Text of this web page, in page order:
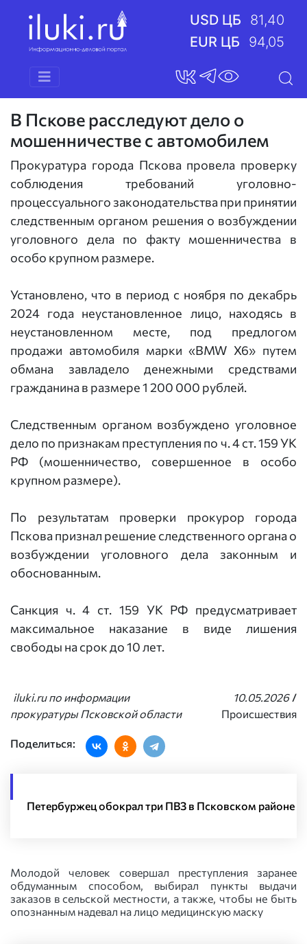
USD ЦБ
81,40
EUR ЦБ
94,05
В Пскове расследуют дело о
мошенничестве с автомобилем
Прокуратура города Пскова провела проверку
соблюдения требований уголовно-
процессуального законодательства при принятии
следственным органом решения о возбуждении
уголовного дела по факту мошенничества в
особо крупном размере.
Установлено, что в период с ноября по декабрь
2024 года неустановленное лицо, находясь в
неустановленном месте, под предлогом
продажи автомобиля марки «BMW X6» путем
обмана завладело денежными средствами
гражданина в размере 1 200 000 рублей.
Следственным органом возбуждено уголовное
дело по признакам преступления по ч. 4 ст. 159 УК
РФ (мошенничество, совершенное в особо
крупном размере).
По результатам проверки прокурор города
Пскова признал решение следственного органа о
возбуждении уголовного дела законным и
обоснованным.
Санкция ч. 4 ст. 159 УК РФ предусматривает
максимальное наказание в виде лишения
свободы на срок до 10 лет.
iluki.ru по информации
прокуратуры Псковской области
10.05.2026 /
Происшествия
Поделиться:
Петербуржец обокрал три ПВЗ в Псковском районе
Молодой человек совершал преступления заранее
обдуманным способом, выбирал пункты выдачи
заказов в сельской местности, а также, чтобы не быть
опознанным надевал на лицо медицинскую маску